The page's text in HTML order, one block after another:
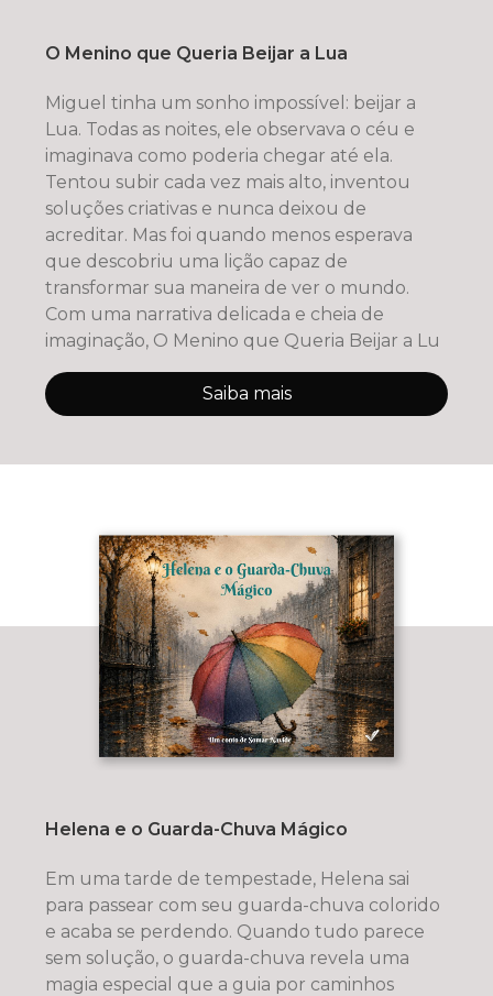
O Menino que Queria Beijar a Lua
Miguel tinha um sonho impossível: beijar a
Lua. Todas as noites, ele observava o céu e
imaginava como poderia chegar até ela.
Tentou subir cada vez mais alto, inventou
soluções criativas e nunca deixou de
acreditar. Mas foi quando menos esperava
que descobriu uma lição capaz de
transformar sua maneira de ver o mundo.
Com uma narrativa delicada e cheia de
imaginação, O Menino que Queria Beijar a Lu
Saiba mais
Helena e o Guarda-Chuva Mágico
Em uma tarde de tempestade, Helena sai
para passear com seu guarda-chuva colorido
e acaba se perdendo. Quando tudo parece
sem solução, o guarda-chuva revela uma
magia especial que a guia por caminhos